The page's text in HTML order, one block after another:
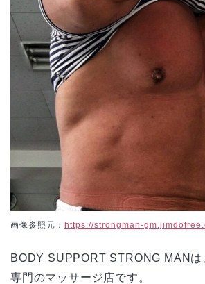
画像参照元： https://strongman-
BODY SUPPORT STRONG MANは
専門のマッサージ店です。